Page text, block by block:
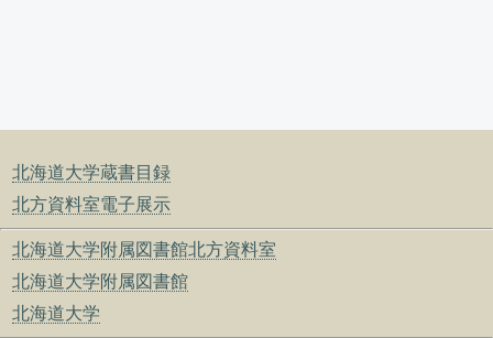
北海道大学蔵書目録
北方資料室電子展示
北海道大学附属図書館北方資料室
北海道大学附属図書館
北海道大学